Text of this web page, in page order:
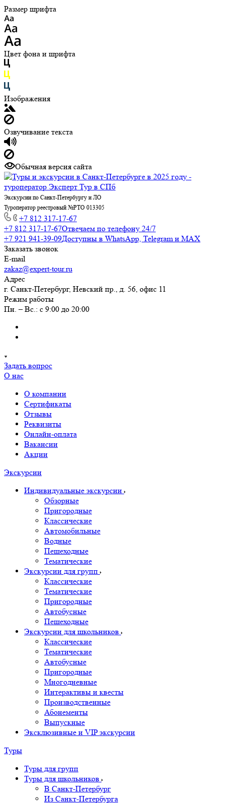
Размер шрифта
Цвет фона и шрифта
Изображения
Озвучивание текста
Обычная версия сайта
Экскурсии по Санкт-Петербургу и ЛО
Туроператор реестровый №РТО 013305
+7 812 317-17-67
+7 812 317-17-67Отвечаем по телефону 24/7
+7 921 941-39-09Доступны в WhatsApp, Telegram и MAX
Заказать звонок
E-mail
zakaz@expert-tour.ru
Адрес
г. Санкт-Петербург, Невский пр., д. 56, офис 11
Режим работы
Пн. – Вс.: с 9:00 до 20:00
Задать вопрос
О нас
О компании
Сертификаты
Отзывы
Реквизиты
Онлайн-оплата
Вакансии
Акции
Экскурсии
Индивидуальные экскурсии
Обзорные
Пригородные
Классические
Автомобильные
Водные
Пешеходные
Тематические
Экскурсии для групп
Классические
Тематические
Пригородные
Автобусные
Пешеходные
Экскурсии для школьников
Классические
Тематические
Автобусные
Пригородные
Многодневные
Интерактивы и квесты
Производственные
Абонементы
Выпускные
Эксклюзивные и VIP экскурсии
Туры
Туры для групп
Туры для школьников
В Санкт-Петербург
Из Санкт-Петербурга